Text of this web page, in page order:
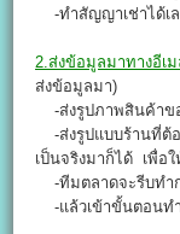
-ทำสัญญาเช่าได้เ
2.ส่งข้อมูลมาทางอีเ
ส่งข้อมูลมา)
-ส่งรูปภาพสินค้าข
-ส่งรูปแบบร้านที่ต้
เป็นจริงมาก็ได้ เพื่อ
-ทีมตลาดจะรีบทำก
-แล้วเข้าขั้นตอนท